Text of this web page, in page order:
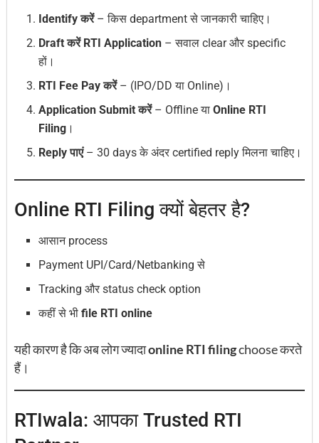
Identify करें– किस department से जानकारी चाहिए।
Draft करें RTI Application – सवाल clear और specific
हों।
RTI Fee Pay करें– (IPO/DD या Online)।
Application Submit करें– Offline याOnline RTI
Filing ।
Reply पाएं– 30 days के अंदर certified reply मिलना चाहिए।
Online RTI Filing क्यों बेहतर है?
आसान process
Payment UPI/Card/Netbanking से
Tracking और status check option
कहीं से भीfile RTI online
यही कारण है कि अब लोग ज्यादाonline RTI filingchoose करते
हैं।
RTIwala: आपका Trusted RTI